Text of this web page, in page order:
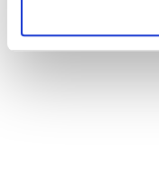
detaylı bilgi almak